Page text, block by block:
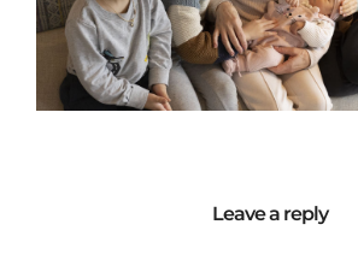
Leave a reply